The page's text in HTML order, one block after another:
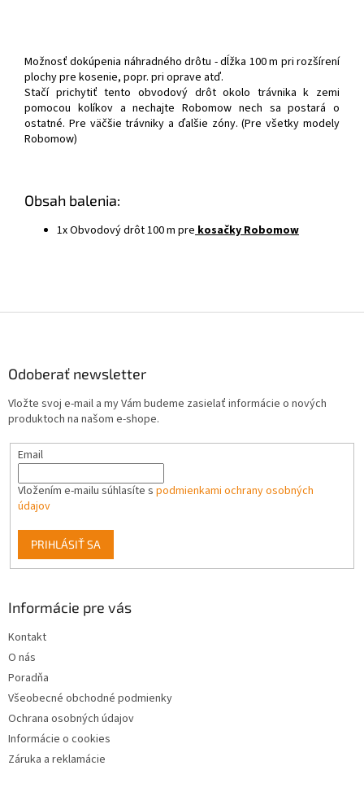
Možnosť dokúpenia náhradného drôtu - dĺžka 100 m pri rozšírení
plochy pre kosenie, popr. pri oprave atď.
Stačí prichytiť tento obvodový drôt okolo trávnika k zemi
pomocou kolíkov a nechajte Robomow nech sa postará o
ostatné. Pre väčšie trávniky a ďalšie zóny. (Pre všetky modely
Robomow)
Obsah balenia:
1x Obvodový drôt 100 m prekosačky Robomow
Odoberať newsletter
Vložte svoj e-mail a my Vám budeme zasielať informácie o nových
produktoch na našom e-shope.
Email
Vložením e-mailu súhlasíte s podmienkami ochrany osobných
údajov
PRIHLÁSIŤ SA
Informácie pre vás
Kontakt
O nás
Poradňa
Všeobecné obchodné podmienky
Ochrana osobných údajov
Informácie o cookies
Záruka a reklamácie